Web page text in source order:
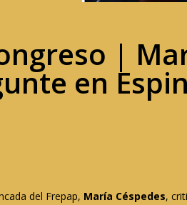
|
en
del Frepap, María Céspedes,